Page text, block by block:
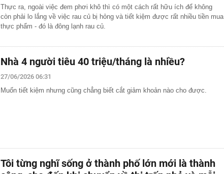
Thực ra, ngoài việc đem phơi khô thì có một cách rất hữu ích để không
còn phải lo lắng về việc rau củ bị hỏng và tiết kiệm được rất nhiều tiền mua
thực phẩm - đó là đông lạnh rau củ.
Nhà 4 người tiêu 40 triệu/tháng là nhiều?
27/06/2026 06:31
Muốn tiết kiệm nhưng cũng chẳng biết cắt giảm khoản nào cho được.
Tôi từng nghĩ sống ở thành phố lớn mới là thành